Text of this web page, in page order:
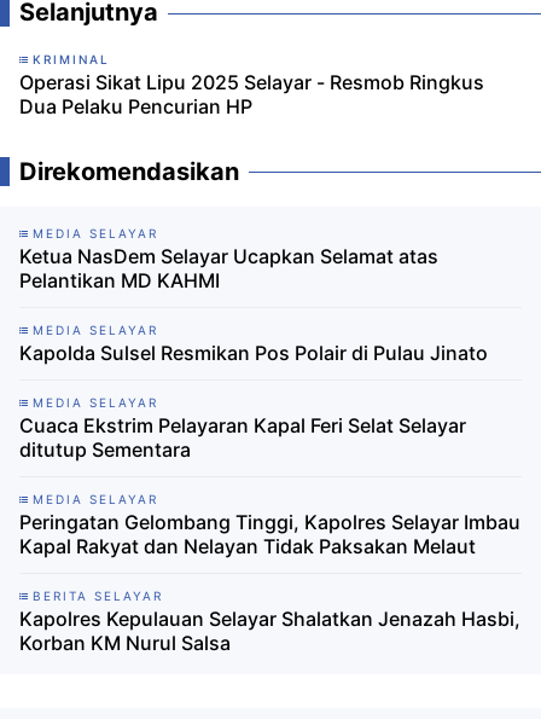
Selanjutnya
KRIMINAL
Operasi Sikat Lipu 2025 Selayar - Resmob Ringkus
Dua Pelaku Pencurian HP
Direkomendasikan
MEDIA SELAYAR
Ketua NasDem Selayar Ucapkan Selamat atas
Pelantikan MD KAHMI
MEDIA SELAYAR
Kapolda Sulsel Resmikan Pos Polair di Pulau Jinato
MEDIA SELAYAR
Cuaca Ekstrim Pelayaran Kapal Feri Selat Selayar
ditutup Sementara
MEDIA SELAYAR
Peringatan Gelombang Tinggi, Kapolres Selayar Imbau
Kapal Rakyat dan Nelayan Tidak Paksakan Melaut
BERITA SELAYAR
Kapolres Kepulauan Selayar Shalatkan Jenazah Hasbi,
Korban KM Nurul Salsa